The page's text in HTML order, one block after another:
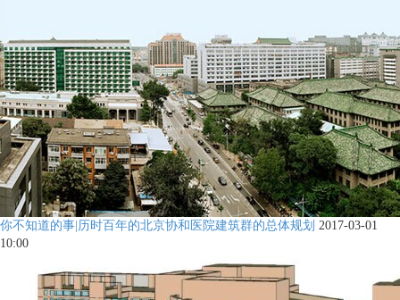
你不知道的事|历时百年的北京协和医院建筑群的总体规划 2017-03-01
10:00